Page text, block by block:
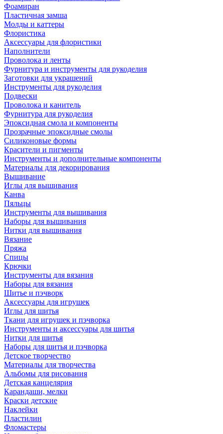
Фоамиран
Пластичная замша
Молды и каттеры
Флористика
Аксессуары для флористики
Наполнители
Проволока и ленты
Фурнитура и инструменты для рукоделия
Заготовки для украшений
Инструменты для рукоделия
Подвески
Проволока и канитель
Фурнитура для рукоделия
Эпоксидная смола и компоненты
Прозрачные эпоксидные смолы
Силиконовые формы
Красители и пигменты
Инструменты и дополнительные компоненты
Материалы для декорирования
Вышивание
Иглы для вышивания
Канва
Пяльцы
Инструменты для вышивания
Наборы для вышивания
Нитки для вышивания
Вязание
Пряжа
Спицы
Крючки
Инструменты для вязания
Наборы для вязания
Шитье и пэчворк
Аксессуары для игрушек
Иглы для шитья
Ткани для игрушек и пэчворка
Инструменты и аксессуары для шитья
Нитки для шитья
Наборы для шитья и пэчворка
Детское творчество
Материалы для творчества
Альбомы для рисования
Детская канцелярия
Карандаши, мелки
Краски детские
Наклейки
Пластилин
Фломастеры